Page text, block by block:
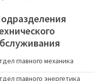
главного механика
главного энергетика